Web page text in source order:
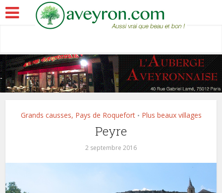
Grands causses, Pays de Roquefort • Plus beaux villages
Peyre
2 septembre 2016